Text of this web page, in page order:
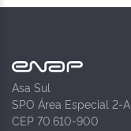
Asa Sul
SPO Área Especial 2-A
CEP 70.610-900